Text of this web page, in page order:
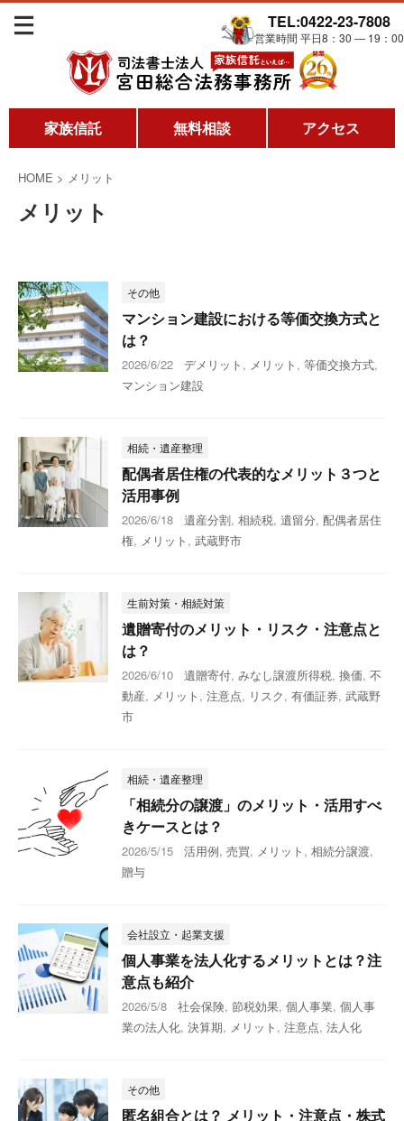
TEL:0422-23-7808
営業時間 平日8：30 ― 19：00
家族信託 無料相談 アクセス
HOME > メリット
メリット
その他
マンション建設における等価交換方式と
は？
2026/6/22 デメリット , メリット , 等価交換方式,
マンション建設
相続・遺産整理
配偶者居住権の代表的なメリット３つと
活用事例
2026/6/18 遺産分割, 相続税, 遺留分, 配偶者居住
権, メリット , 武蔵野市
生前対策・相続対策
遺贈寄付のメリット・リスク・注意点と
は？
2026/6/10 遺贈寄付, みなし譲渡所得税, 換価, 不
動産, メリット , 注意点, リスク, 有価証券, 武蔵野
市
相続・遺産整理
「相続分の譲渡」のメリット・活用すべ
きケースとは？
2026/5/15 活用例, 売買, メリット , 相続分譲渡,
贈与
会社設立・起業支援
個人事業を法人化するメリットとは？注
意点も紹介
2026/5/8 社会保険, 節税効果, 個人事業, 個人事
業の法人化, 決算期, メリット , 注意点, 法人化
その他
匿名組合とは？ メリット・注意点・株式